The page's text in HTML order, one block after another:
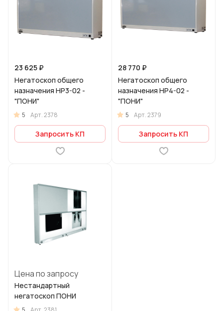
23 625 ₽
Негатоскоп общего
назначения НР3-02 -
"ПОНИ"
5 Арт.2378
Запросить КП
28 770 ₽
Негатоскоп общего
назначения НР4-02 -
"ПОНИ"
5 Арт.2379
Запросить КП
Цена по запросу
Нестандартный
негатоскоп ПОНИ